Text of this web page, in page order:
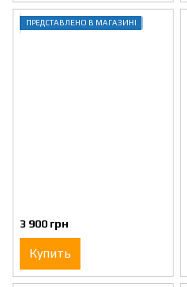
ПРЕДСТАВЛЕНО В МАГАЗИНІ
3 900 грн
Купить